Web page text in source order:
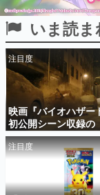
ピック
電ファミのいま読
アプリセール情報
インタビュー
連載・
殿
いま読
注目度
映画『バイオハザー
初公開シーン収録の
定」予告映像が解禁
日（8月10日）にあ
「ラクーンシティ総
行く配達人の姿が披露
注目度